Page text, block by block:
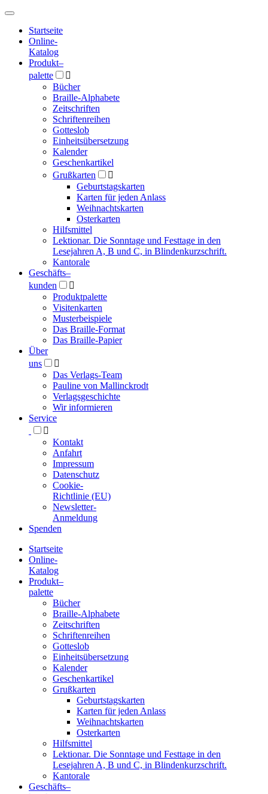
Hauptmenü
Hauptmenü
Startseite
Online-
Katalog
Produkt–
palette

Bücher
Braille-Alphabete
Zeitschriften
Schriftenreihen
Gotteslob
Einheitsübersetzung
Kalender
Geschenkartikel
Grußkarten

Geburtstagskarten
Karten für jeden Anlass
Weihnachtskarten
Osterkarten
Hilfsmittel
Lektionar. Die Sonntage und Festtage in den
Lesejahren A, B und C, in Blindenkurzschrift.
Kantorale
Geschäfts­–
kunden

Produktpalette
Visitenkarten
Musterbeispiele
Das Braille-Format
Das Braille-Papier
Über
uns

Das Verlags-Team
Pauline von Mallinckrodt
Verlagsgeschichte
Wir informieren
Service

Kontakt
Anfahrt
Impressum
Datenschutz
Cookie-
Richtlinie (EU)
Newsletter-
Anmeldung
Spenden
Blindenschrift-
Verlag
Druckerei
gGmbH
Startseite
Online-
Katalog
Produkt–
palette
Bücher
Braille-Alphabete
Zeitschriften
Schriftenreihen
Gotteslob
Einheitsübersetzung
Kalender
Geschenkartikel
Grußkarten
Geburtstagskarten
Karten für jeden Anlass
Weihnachtskarten
Osterkarten
Hilfsmittel
Lektionar. Die Sonntage und Festtage in den
Lesejahren A, B und C, in Blindenkurzschrift.
Kantorale
Geschäfts­–